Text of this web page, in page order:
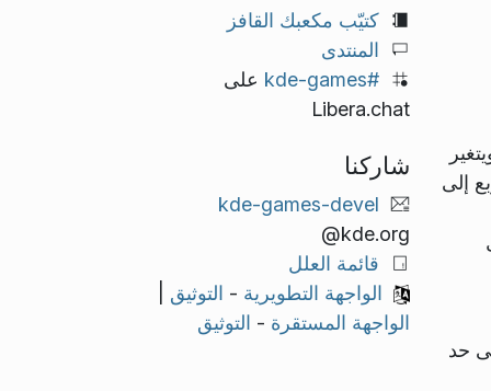
إلى
حد
كتيّب مكعبك القافز
المنتدى
#kde-games
على
Libera.chat
شاركنا
kde-games-devel
@kde.org
قائمة العلل
الواجهة التطويرية - التوثيق
الواجهة المستقرة - التوثيق